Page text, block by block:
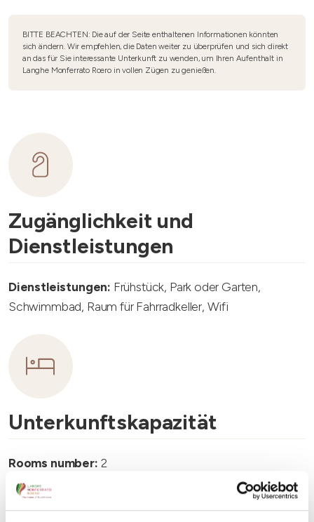
BITTE BEACHTEN: Die auf der Seite enthaltenen Informationen könnten
sich ändern. Wir empfehlen, die Daten weiter zu überprüfen und sich direkt
an das für Sie interessante Unterkunft zu wenden, um Ihren Aufenthalt in
Langhe Monferrato Roero in vollen Zügen zu genießen.
Zugänglichkeit und
Dienstleistungen
Dienstleistungen: Frühstück, Park oder Garten,
Schwimmbad, Raum für Fahrradkeller, Wifi
Unterkunftskapazität
Rooms number: 2
Anzahl Badezimmer:
Beds number:5